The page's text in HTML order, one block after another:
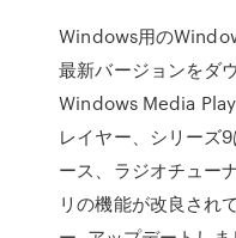
Windows用の
最新バージョンをダ
Windows Media
レイヤー、シリーズ
ース、ラジオチュー
リの機能が改良され